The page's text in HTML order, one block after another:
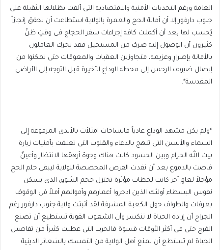
العامة ورغم التحديات الأمنية والاقتصادية التى ألقت بظلالها الثقيلة على
جنوب دارفور إلا أن أمانة الحج والعمرة بالولاية استطاعت أن تحقق إنجازاً
يُحسب لها بعد أن أكملت كافة إجراءات سفر الحجاج فى وقتٍ ظنّ
كثيرون أن الوصول إليه ضربٌ من المستحيل فقد تحرك العاملون
بالأمانة بإصرارٍ وعزيمة، متجاوزين العقبات والمعوقات حتى تمكنوا من
إيصال ضيوف الرحمن إلى محطة الوداع الأخيرة قبل التوجه إلى الأراضى
المقدسة*.
*ولم يكن مشهد الوداع عادياً فالساحات امتلأت بالأيدى المرفوعة إلى
السماء والألسن التى تلهج بالدعاء والقلوب التى تعلقت بأمنيات زيارة
بيت الله الحرام وبين الحشود كانت هناك وجوهٌ أرهقها الانتظار وأعينٌ
فاضت بالدموع بعد أن نفدت الفرص المخصصة للولاية ليبقى حلم الحج
مؤجلاً لعامٍ آخر كانت لحظات مؤثرة تختزل حجم الشوق الذى يسكن
نفوس البسطاء أولئك الذين ادخروا أعمارهم وأموالهم أملاً فى الوقوف
بعرفات والطواف حول الكعبة المشرفة لقد أثبتت ولاية جنوب دارفور رغم
الجراح أن إرادة الحياة لا تنكسر وأن الشعوب القوية تستطيع أن تصنع
الفرح حتى فى أكثر الأوقات قسوة فالحرب التى عطلت كثيراً من تفاصيل
الحياة لم تستطع أن تمنع أهل الولاية من التمسك بالشعائر الدينية